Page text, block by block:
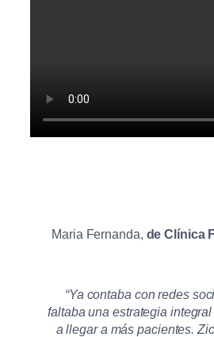
Maria Fernanda, deClínica
“Ya contaba con redes
faltaba una estrategia
a llegar a más pacientes.